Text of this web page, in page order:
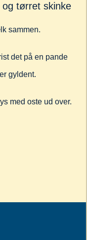
tørret skinke
sammen.
det på en pande
gyldent.
med oste ud over.